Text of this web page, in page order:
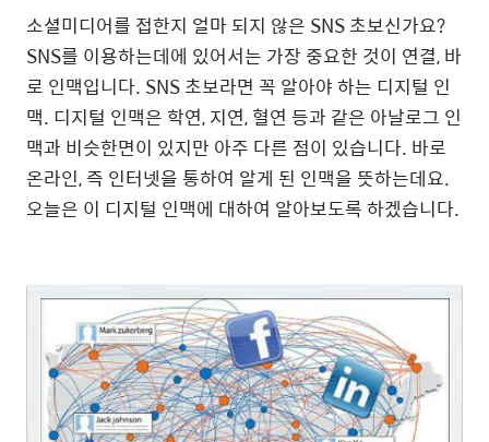
소셜미디어를 접한지 얼마 되지 않은 SNS 초보신가요?
SNS를 이용하는데에 있어서는 가장 중요한 것이 연결, 바
로 인맥입니다. SNS 초보라면 꼭 알아야 하는 디지털 인
맥. 디지털 인맥은 학연, 지연, 혈연 등과 같은 아날로그 인
맥과 비슷한면이 있지만 아주 다른 점이 있습니다. 바로
온라인, 즉 인터넷을 통하여 알게 된 인맥을 뜻하는데요.
오늘은 이 디지털 인맥에 대하여 알아보도록 하겠습니다.